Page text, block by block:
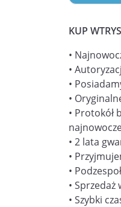
KUP
•
•
•
•
• Protokół
• 2 lata
•
•
• Sprzedaż
• Szybki